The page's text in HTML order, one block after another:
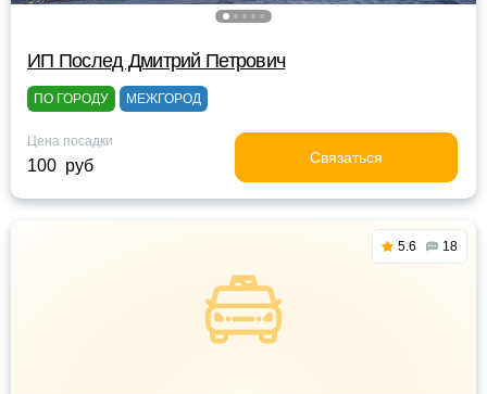
ИП Послед Дмитрий Петрович
ПО ГОРОДУ МЕЖГОРОД
Цена посадки
100 руб Связаться
5.6 18